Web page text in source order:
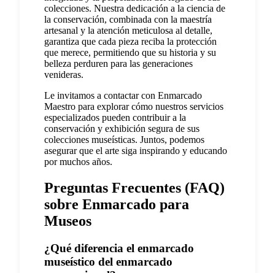
colecciones. Nuestra dedicación a la ciencia de
la conservación, combinada con la maestría
artesanal y la atención meticulosa al detalle,
garantiza que cada pieza reciba la protección
que merece, permitiendo que su historia y su
belleza perduren para las generaciones
venideras.
Le invitamos a contactar con Enmarcado
Maestro para explorar cómo nuestros servicios
especializados pueden contribuir a la
conservación y exhibición segura de sus
colecciones museísticas. Juntos, podemos
asegurar que el arte siga inspirando y educando
por muchos años.
Preguntas Frecuentes (FAQ)
sobre Enmarcado para
Museos
¿Qué diferencia el enmarcado
museístico del enmarcado